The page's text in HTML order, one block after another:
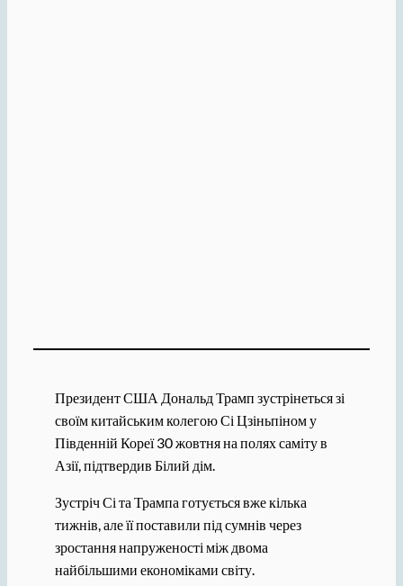
Президент США Дональд Трамп зустрінеться зі
своїм китайським колегою Сі Цзіньпіном у
Південній Кореї 30 жовтня на полях саміту в
Азії, підтвердив Білий дім.
Зустріч Сі та Трампа готується вже кілька
тижнів, але її поставили під сумнів через
зростання напруженості між двома
найбільшими економіками світу.